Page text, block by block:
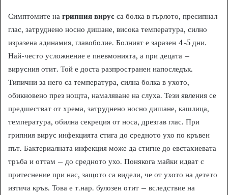
Симптомите на грипния вирус са болка в гърлото, пресипнал
глас, затруднено носно дишане, висока температура, силно
изразена адинамия, главоболие. Болният е заразен 4-5 дни.
Най-често усложнение е пневмонията, а при децата –
вирусния отит. Той е доста разпространен напоследък.
Типични за него са температура, силна болка в ухото,
обикновено през нощта, намаляване на слуха. Тези явления се
предшестват от хрема, затруднено носно дишане, кашлица,
температура, обилна секреция от носа, дрезгав глас. При
грипния вирус инфекцията стига до средното ухо по кръвен
път. Бактериалната инфекция може да стигне до евстахиевата
тръба и оттам – до средното ухо. Понякога майки идват с
притеснение при нас, защото са видели, че от ухото на детето
изтича кръв. Това е т.нар. булозен отит – вследствие на